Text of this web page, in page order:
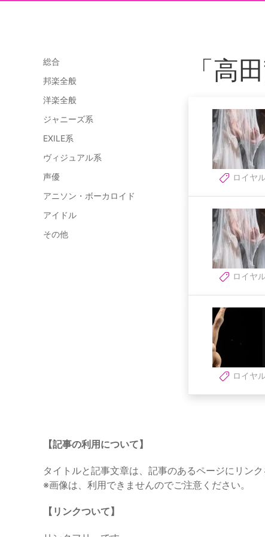
総合
邦楽全般
洋楽全般
ジャニーズ系
EXILE系
ヴィジュアル系
声優
アニソン・ボーカロイド
アイドル
その他
「高
ロイヤ
ロイヤ
ロイヤ
【記事の利用について】
タイトルと記事文章は、記事のあるページにリン
※画像は、利用できませんのでご注意ください。
【リンクついて】